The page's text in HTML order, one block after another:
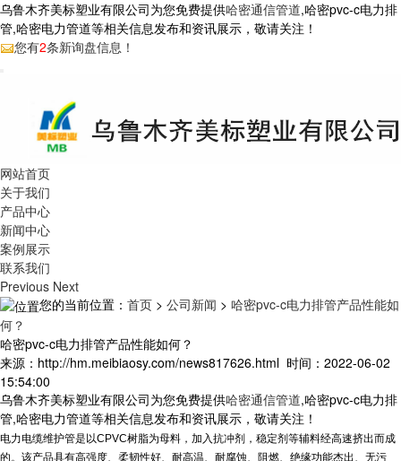
乌鲁木齐美标塑业有限公司为您免费提供哈密通信管道,哈密pvc-c电力排
管,哈密电力管道等相关信息发布和资讯展示，敬请关注！
您有2条新询盘信息！
网站首页
关于我们
产品中心
新闻中心
案例展示
联系我们
Previous Next
您的当前位置： 首页 > 公司新闻 > 哈密pvc-c电力排管产品性能如
何？
哈密pvc-c电力排管产品性能如何？
来源：http://hm.meibiaosy.com/news817626.html 时间：2022-06-02
15:54:00
乌鲁木齐美标塑业有限公司为您免费提供哈密通信管道,哈密pvc-c电力排
管,哈密电力管道等相关信息发布和资讯展示，敬请关注！
电力电缆维护管是以CPVC树脂为母料，加入抗冲剂，稳定剂等辅料经高速挤出而成
的。该产品具有高强度、柔韧性好、耐高温、耐腐蚀、阻燃、绝缘功能杰出、无污